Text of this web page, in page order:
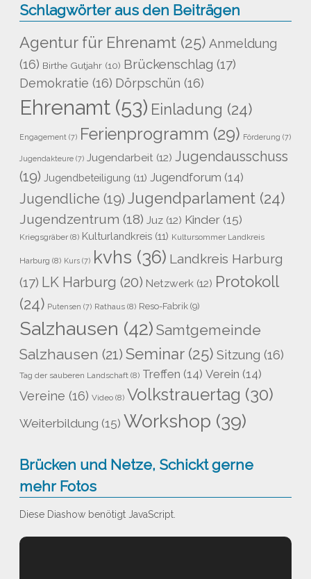
Schlagwörter aus den Beiträgen
Agentur für Ehrenamt (25) Anmeldung
(16) Birthe Gutjahr (10) Brückenschlag (17)
Demokratie (16) Dörpschün (16)
Ehrenamt (53) Einladung (24)
Engagement (7) Ferienprogramm (29) Förderung (7)
Jugendakteure (7) Jugendarbeit (12) Jugendausschuss
(19) Jugendbeteiligung (11) Jugendforum (14)
Jugendliche (19) Jugendparlament (24)
Jugendzentrum (18) Juz (12) Kinder (15)
Kriegsgräber (8) Kulturlandkreis (11) Kultursommer Landkreis
Harburg (8) Kurs (7) kvhs (36) Landkreis Harburg
(17) LK Harburg (20) Netzwerk (12) Protokoll
(24) Putensen (7) Rathaus (8) Reso-Fabrik (9)
Salzhausen (42) Samtgemeinde
Salzhausen (21) Seminar(25) Sitzung (16)
Tag der sauberen Landschaft (8) Treffen (14) Verein (14)
Vereine (16) Video (8) Volkstrauertag (30)
Weiterbildung (15) Workshop (39)
Brücken und Netze, Schickt gerne
mehr Fotos
Diese Diashow benötigt JavaScript.